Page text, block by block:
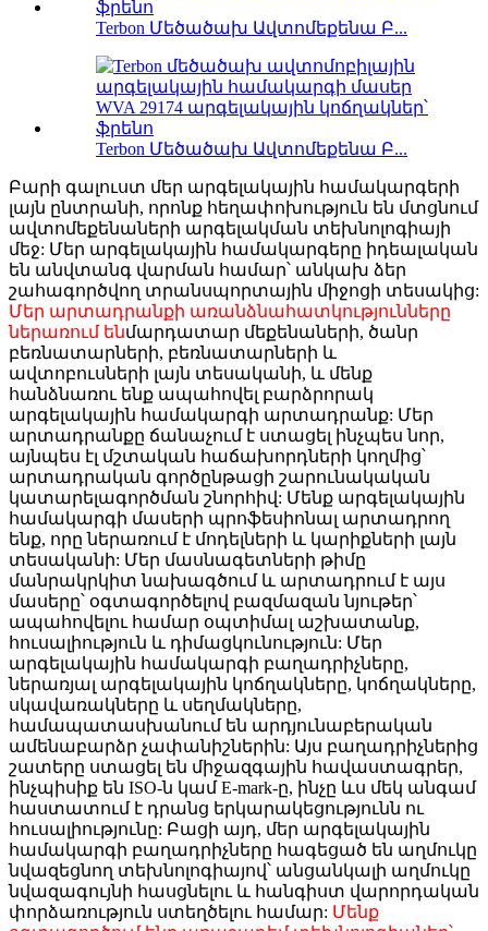
Terbon Մեծածախ Ավտոմեքենա Բ...
Terbon Մեծածախ Ավտոմեքենա Բ...
Բարի գալուստ մեր արգելակային համակարգերի
լայն ընտրանի, որոնք հեղափոխություն են մտցնում
ավտոմեքենաների արգելակման տեխնոլոգիայի
մեջ: Մեր արգելակային համակարգերը իդեալական
են անվտանգ վարման համար՝ անկախ ձեր
շահագործվող տրանսպորտային միջոցի տեսակից:
Մեր արտադրանքի առանձնահատկությունները
ներառում ենմարդատար մեքենաների, ծանր
բեռնատարների, բեռնատարների և
ավտոբուսների լայն տեսականի, և մենք
հանձնառու ենք ապահովել բարձրորակ
արգելակային համակարգի արտադրանք: Մեր
արտադրանքը ճանաչում է ստացել ինչպես նոր,
այնպես էլ մշտական ​​հաճախորդների կողմից՝
արտադրական գործընթացի շարունակական
կատարելագործման շնորհիվ: Մենք արգելակային
համակարգի մասերի պրոֆեսիոնալ արտադրող
ենք, որը ներառում է մոդելների և կարիքների լայն
տեսականի: Մեր մասնագետների թիմը
մանրակրկիտ նախագծում և արտադրում է այս
մասերը՝ օգտագործելով բազմազան նյութեր՝
ապահովելու համար օպտիմալ աշխատանք,
հուսալիություն և դիմացկունություն: Մեր
արգելակային համակարգի բաղադրիչները,
ներառյալ արգելակային կոճղակները, կոճղակները,
սկավառակները և սեղմակները,
համապատասխանում են արդյունաբերական
ամենաբարձր չափանիշներին: Այս բաղադրիչներից
շատերը ստացել են միջազգային հավաստագրեր,
ինչպիսիք են ISO-ն կամ E-mark-ը, ինչը ևս մեկ անգամ
հաստատում է դրանց երկարակեցությունն ու
հուսալիությունը: Բացի այդ, մեր արգելակային
համակարգի բաղադրիչները հագեցած են աղմուկը
նվազեցնող տեխնոլոգիայով՝ անցանկալի աղմուկը
նվազագույնի հասցնելու և հանգիստ վարորդական
փորձառություն ստեղծելու համար: Մենք